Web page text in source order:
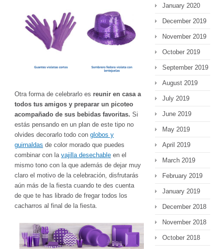
Otra forma de celebrarlo es reunir en casa a
todos tus amigos y preparar un picoteo
acompañado de sus bebidas favoritas. Si
estás pensando en un plan de este tipo no
olvides decorarlo todo con globos y
guirnaldas de color morado que puedes
combinar con la vajilla desechable en el
mismo tono con la que además de dejar muy
claro el motivo de la celebración, disfrutarás
aún más de la fiesta cuando te des cuenta
de que te has librado de fregar todos los
cacharros al final de la fiesta.
January 2020
December 2019
November 2019
October 2019
September 2019
August 2019
July 2019
June 2019
May 2019
April 2019
March 2019
February 2019
January 2019
December 2018
November 2018
October 2018